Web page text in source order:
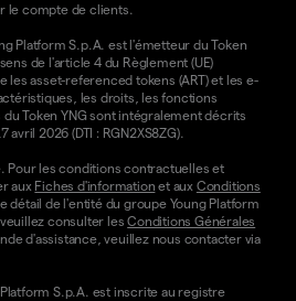
le compte de clients.
Platform S.p.A. est l'émetteur du Token
de l'article 4 du Règlement (UE)
les asset-referenced tokens (ART) et les e-
les droits, les fonctions
Token YNG sont intégralement décrits
avril 2026 (DTI : RGN2XS8ZG).
Pour les conditions contractuelles et
aux Fiches d'information et aux Conditions
détail de l'entité du groupe Young Platform
consulter lesConditions Générales
d'assistance, veuillez nous contacter via
S.p.A. est inscrite au registre